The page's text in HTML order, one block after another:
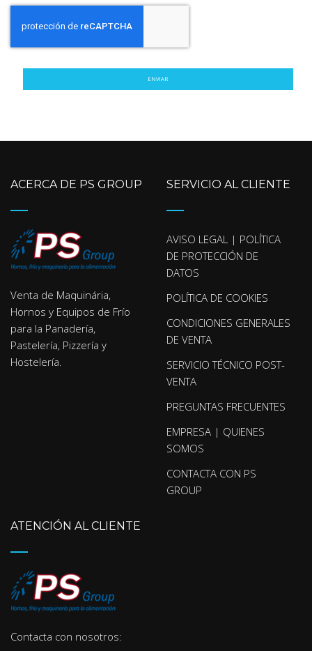
ENVIAR
ACERCA DE PS GROUP
Venta de Maquinária,
Hornos y Equipos de Frío
para la Panadería,
Pastelería, Pizzería y
Hostelería.
SERVICIO AL CLIENTE
AVISO LEGAL | POLÍTICA
DE PROTECCIÓN DE
DATOS
POLÍTICA DE COOKIES
CONDICIONES GENERALES
DE VENTA
SERVICIO TÉCNICO POST-
VENTA
PREGUNTAS FRECUENTES
EMPRESA | QUIENES
SOMOS
CONTACTA CON PS
GROUP
ATENCIÓN AL CLIENTE
Contacta con nosotros: